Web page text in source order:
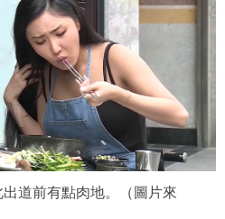
道前有點肉地。（圖片來